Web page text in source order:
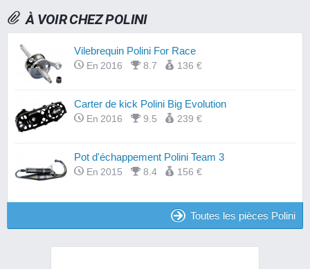
À VOIR CHEZ POLINI
Vilebrequin Polini For Race
En 2016 8.7 136 €
Carter de kick Polini Big Evolution
En 2016 9.5 239 €
Pot d'échappement Polini Team 3
En 2015 8.4 156 €
Toutes les pièces Polini